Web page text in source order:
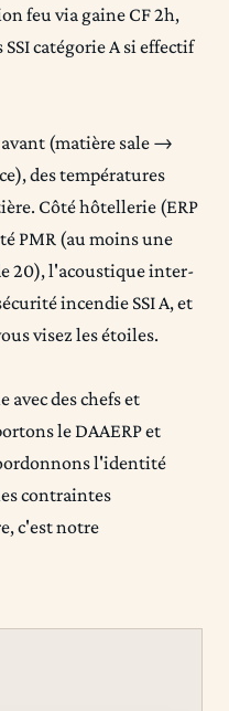
feu via gaine CF 2h,
catégorie A si effectif
avant (matière sale →
des températures
Côté hôtellerie (ERP
PMR (au moins une
20), l'acoustique inter-
incendie SSI A, et
visez les étoiles.
avec des chefs et
le DAAERP et
l'identité
contraintes
c'est notre